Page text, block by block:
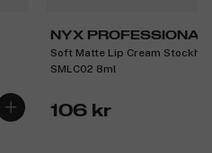
NYX PROFESSIONAL
MAKEUP
Soft Matte Lip Cream
SMLC02 8ml
106 kr